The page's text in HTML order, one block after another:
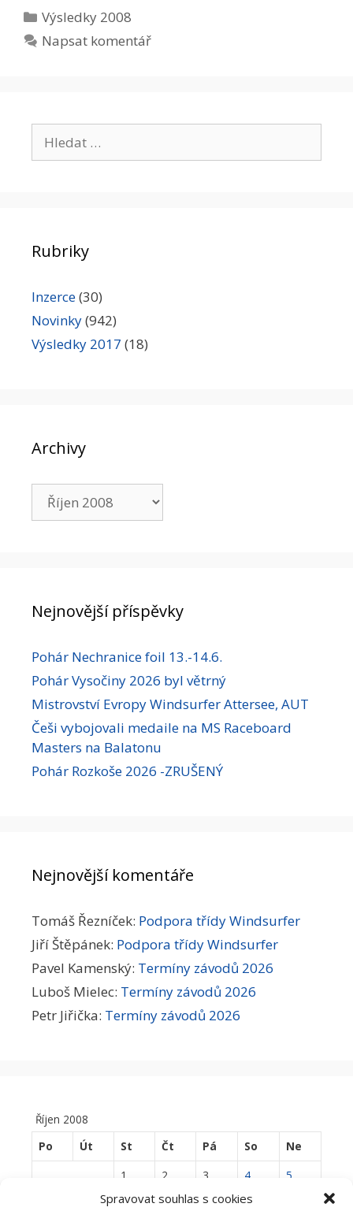
Spravovat souhlas s cookies
Rubriky
Výsledky 2008
Napsat komentář
Rubriky
Inzerce(30)
Novinky(942)
Výsledky 2017 (18)
Archivy
Archivy
Nejnovější příspěvky
Pohár Nechranice foil 13.-14.6.
Pohár Vysočiny 2026 byl větrný
Mistrovství Evropy Windsurfer Attersee, AUT
Češi vybojovali medaile na MS Raceboard
Masters na Balatonu
Pohár Rozkoše 2026 -ZRUŠENÝ
Nejnovější komentáře
Tomáš Řezníček: Podpora třídy Windsurfer
Jiří Štěpánek: Podpora třídy Windsurfer
Pavel Kamenský: Termíny závodů 2026
Luboš Mielec: Termíny závodů 2026
Petr Jiřička: Termíny závodů 2026
Říjen 2008
Po
Út St Čt Pá So
Ne
1
2 3 4
5
8 9 10 11